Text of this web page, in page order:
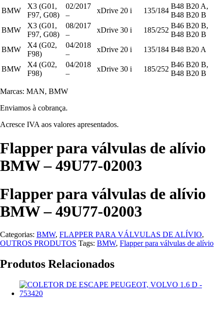
BMW
X3 (G01,
F97, G08)
02/2017
–
xDrive 20 i 135/184
B48 B20 A,
B48 B20 B
BMW
X3 (G01,
F97, G08)
08/2017
–
xDrive 30 i 185/252
B46 B20 B,
B48 B20 B
BMW
X4 (G02,
F98)
04/2018
–
xDrive 20 i 135/184 B48 B20 A
BMW
X4 (G02,
F98)
04/2018
–
xDrive 30 i 185/252
B46 B20 B,
B48 B20 B
Marcas: MAN, BMW
Enviamos à cobrança.
Acresce IVA aos valores apresentados.
Flapper para válvulas de alívio
BMW – 49U77-02003
Flapper para válvulas de alívio
BMW – 49U77-02003
Categorias: BMW, FLAPPER PARA VÁLVULAS DE ALÍVIO,
OUTROS PRODUTOS Tags: BMW, Flapper para válvulas de alívio
Produtos Relacionados